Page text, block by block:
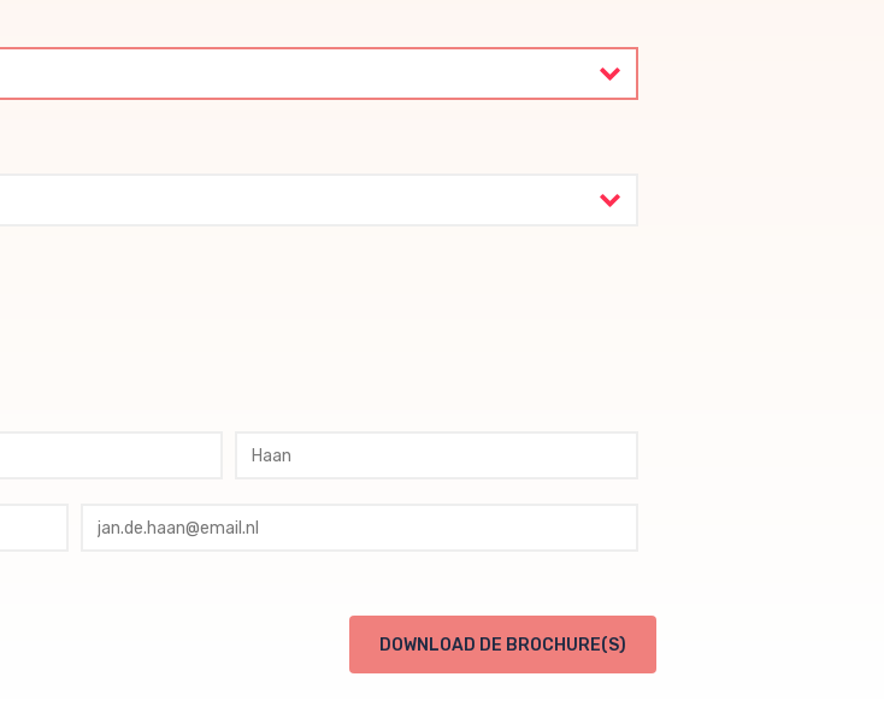
DOWNLOAD DE BROCHURE(S)